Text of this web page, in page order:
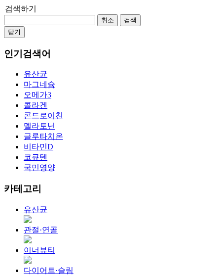
검색하기
취소
검색
닫기
인기검색어
유산균
마그네슘
오메가3
콜라겐
콘드로이친
멜라토닌
글루타치온
비타민D
코큐텐
국민영양
카테고리
유산균
관절·연골
이너뷰티
다이어트·슬림